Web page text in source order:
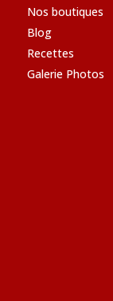
Nos boutiques
Blog
Recettes
Galerie Photos